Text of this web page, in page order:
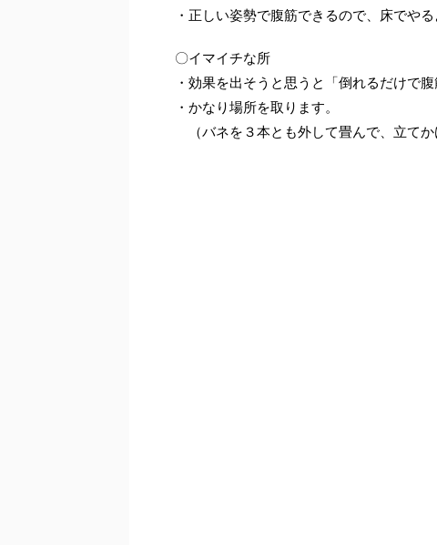
・正しい姿勢で腹筋できるので、床でやる
〇イマイチな所
・効果を出そうと思うと「倒れるだけで
・かなり場所を取ります。
（バネを３本とも外して畳んで、立てか